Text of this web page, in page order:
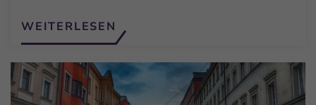
WEITERLESEN